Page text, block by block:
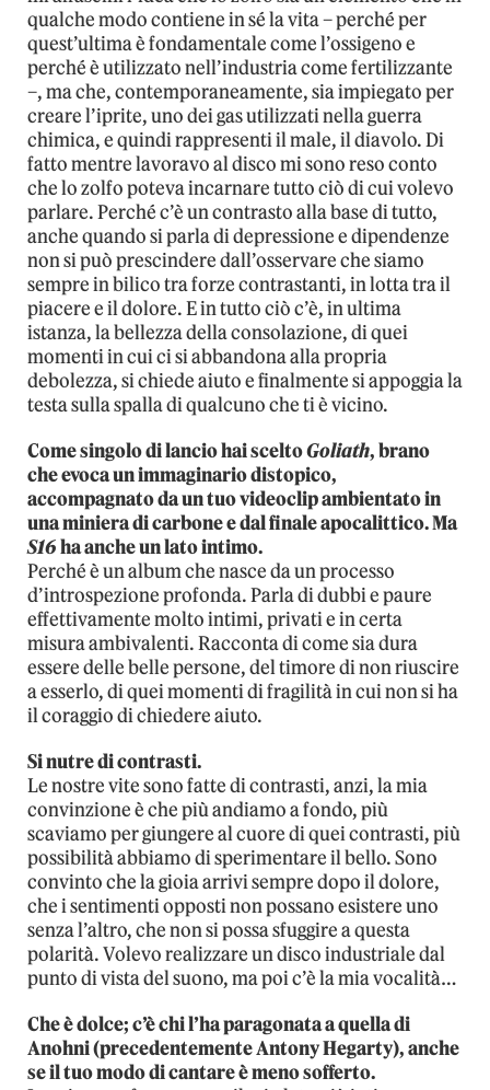
qualche modo contiene in sé la vita – perché per
quest’ultima è fondamentale come l’ossigeno e
perché è utilizzato nell’industria come fertilizzante
–, ma che, contemporaneamente, sia impiegato per
creare l’iprite, uno dei gas utilizzati nella guerra
chimica, e quindi rappresenti il male, il diavolo. Di
fatto mentre lavoravo al disco mi sono reso conto
che lo zolfo poteva incarnare tutto ciò di cui volevo
parlare. Perché c’è un contrasto alla base di tutto,
anche quando si parla di depressione e dipendenze
non si può prescindere dall’osservare che siamo
sempre in bilico tra forze contrastanti, in lotta tra il
piacere e il dolore. E in tutto ciò c’è, in ultima
istanza, la bellezza della consolazione, di quei
momenti in cui ci si abbandona alla propria
debolezza, si chiede aiuto e finalmente si appoggia la
testa sulla spalla di qualcuno che ti è vicino.
Come singolo di lancio hai sceltoGoliath, brano
che evoca un immaginario distopico,
accompagnato da un tuo videoclip ambientato in
una miniera di carbone e dal finale apocalittico. Ma
S16ha anche un lato intimo.
Perché è un album che nasce da un processo
d’introspezione profonda. Parla di dubbi e paure
effettivamente molto intimi, privati e in certa
misura ambivalenti. Racconta di come sia dura
essere delle belle persone, del timore di non riuscire
a esserlo, di quei momenti di fragilità in cui non si ha
il coraggio di chiedere aiuto.
Si nutre di contrasti.
Le nostre vite sono fatte di contrasti, anzi, la mia
convinzione è che più andiamo a fondo, più
scaviamo per giungere al cuore di quei contrasti, più
possibilità abbiamo di sperimentare il bello. Sono
convinto che la gioia arrivi sempre dopo il dolore,
che i sentimenti opposti non possano esistere uno
senza l’altro, che non si possa sfuggire a questa
polarità. Volevo realizzare un disco industriale dal
punto di vista del suono, ma poi c’è la mia vocalità…
Che è dolce; c’è chi l’ha paragonata a quella di
Anohni (precedentemente Antony Hegarty), anche
se il tuo modo di cantare è meno sofferto.